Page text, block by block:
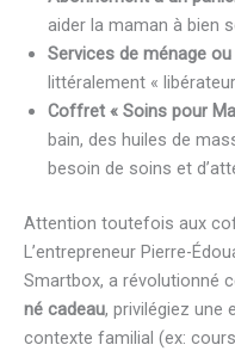
aider la maman à bien
Services de ménage
littéralement «
Coffret « Soins pour
bain, des huiles de
besoin de soins et
Attention toutefois aux
L’entrepreneur Pierre-
Smartbox, a révolutionné
né cadeau, privilégiez une
contexte familial (ex: